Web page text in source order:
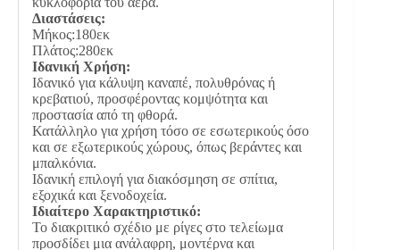
Διαστάσεις:
Μήκος:180εκ
Πλάτος:280εκ
Ιδανική Χρήση:
Ιδανικό για κάλυψη καναπέ, πολυθρόνας ή
κρεβατιού, προσφέροντας κομψότητα και
προστασία από τη φθορά.
Κατάλληλο για χρήση τόσο σε εσωτερικούς όσο
και σε εξωτερικούς χώρους, όπως βεράντες και
μπαλκόνια.
Ιδανική επιλογή για διακόσμηση σε σπίτια,
εξοχικά και ξενοδοχεία.
Ιδιαίτερο Χαρακτηριστικό:
Το διακριτικό σχέδιο με ρίγες στο τελείωμα
προσδίδει μια ανάλαφρη, μοντέρνα και